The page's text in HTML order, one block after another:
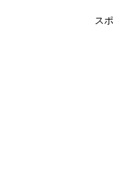
ス